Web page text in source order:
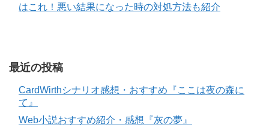
はこれ！悪い結果になった時の対処方法も紹介
最近の投稿
CardWirthシナリオ感想・おすすめ『ここは夜の森に
て』
Web小説おすすめ紹介・感想『灰の夢』